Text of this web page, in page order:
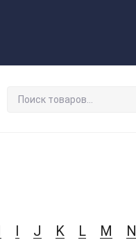
I J K L M N